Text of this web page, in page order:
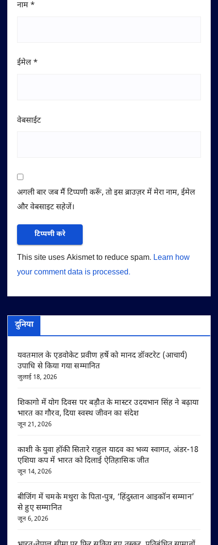
नाम *
ईमेल *
वेबसाईट
अगली बार जब मैं टिप्पणी करूँ, तो इस ब्राउज़र में मेरा नाम, ईमेल
और वेबसाइट सहेजें।
This site uses Akismet to reduce spam. Learn how
your comment data is processed.
दुनिया
यवतमाल के एडवोकेट प्रवीण हर्षे को मानद डॉक्टरेट (आचार्य)
उपाधि से किया गया सम्मानित
जुलाई 18, 2026
शिकागो में योग दिवस पर बड़ौत के मास्टर उदयभान सिंह ने बढ़ाया
भारत का गौरव, दिया स्वस्थ जीवन का संदेश
जून 21, 2026
काशी के युवा हॉकी सितारे राहुल यादव का भव्य स्वागत, अंडर-18
एशिया कप में भारत को दिलाई ऐतिहासिक जीत
जून 14, 2026
बीजिंग में चमके मथुरा के पिता-पुत्र, ‘हिंदुस्तान आइकॉन सम्मान’
से हुए सम्मानित
जून 6, 2026